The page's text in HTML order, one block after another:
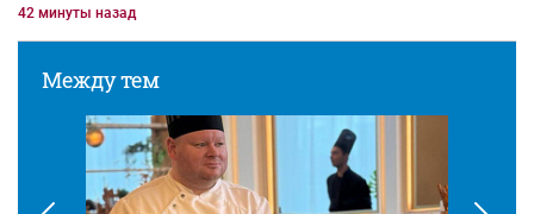
42 минуты назад
Между тем